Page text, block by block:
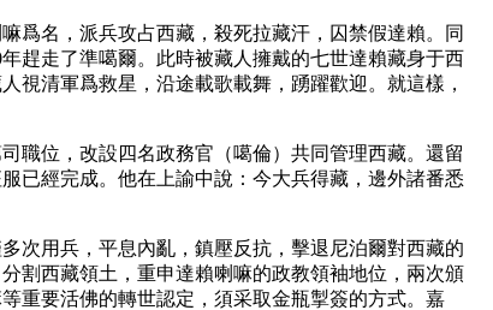
爲名，派兵攻占西藏，殺死拉藏汗，囚禁假達賴。同
趕走了準噶爾。此時被藏人擁戴的七世達賴藏身于西
視清軍爲救星，沿途載歌載舞，踴躍歡迎。就這樣，
職位，改設四名政務官（噶倫）共同管理西藏。還留
已經完成。他在上諭中說：今大兵得藏，邊外諸番悉
次用兵，平息內亂，鎮壓反抗，擊退尼泊爾對西藏的
割西藏領土，重申達賴喇嘛的政教領袖地位，兩次頒
重要活佛的轉世認定，須采取金瓶掣簽的方式。嘉